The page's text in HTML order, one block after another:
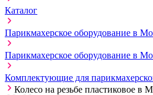
Каталог
Парикмахерское оборудование в
Парикмахерское оборудование в
Комплектующие для
Колесо на резьбе пластиковое в